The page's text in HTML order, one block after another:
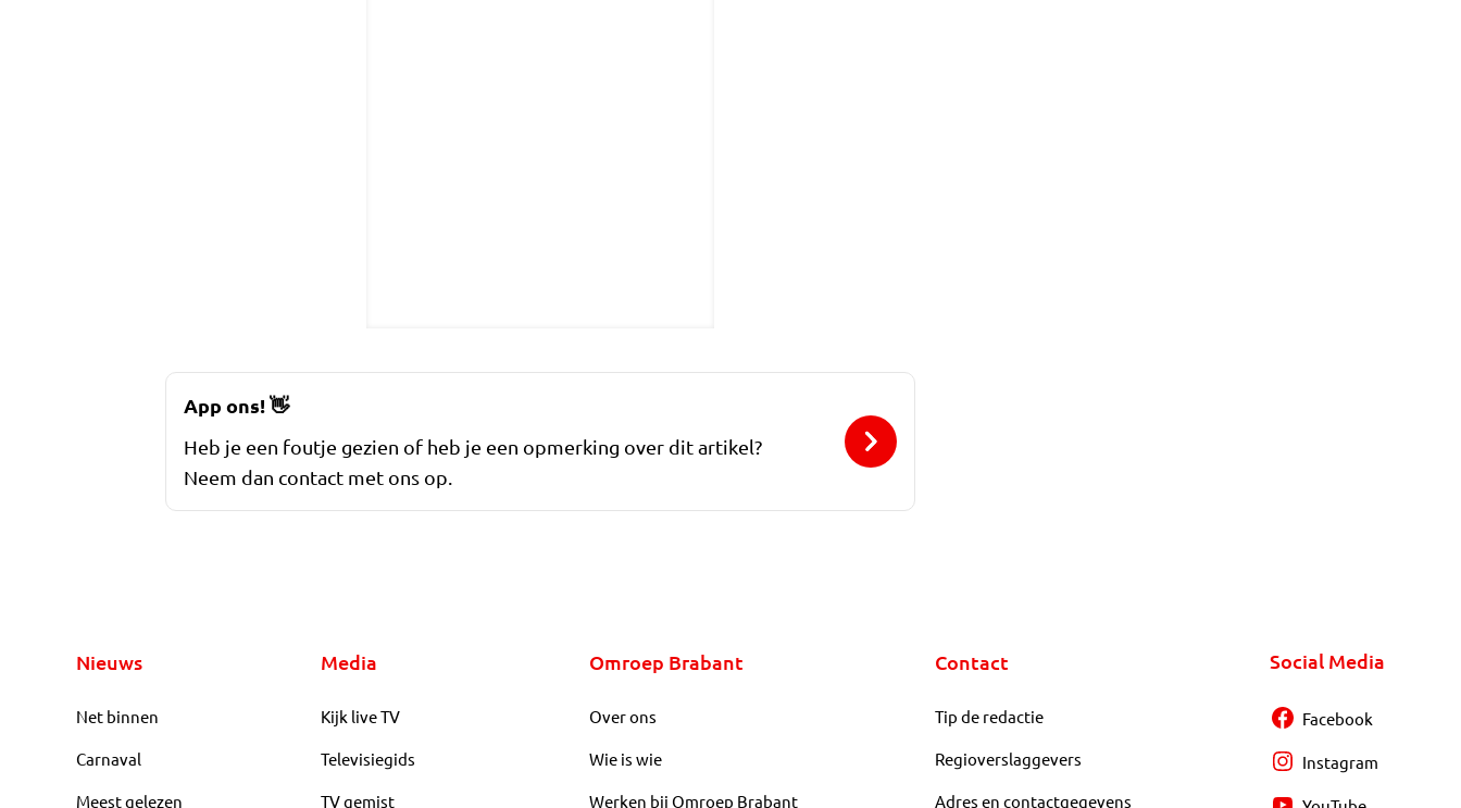
App ons!👋
Heb je een foutje gezien of heb je een opmerking over dit artikel?
Neem dan contact met ons op.
Nieuws
Net binnen
Carnaval
Meest gelezen
Media
Kijk live TV
Televisiegids
TV gemist
Omroep Brabant
Over ons
Wie is wie
Werken bij Omroep Brabant
Contact
Tip de redactie
Regioverslaggevers
Adres en contactgegevens
Social Media
Facebook
Instagram